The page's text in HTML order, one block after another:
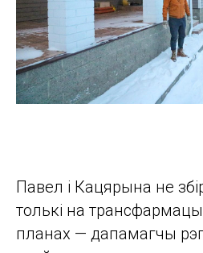
Павел і Кацярына не
толькі на
планах — дапамагчы